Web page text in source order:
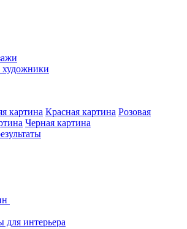
картина Красная картина Розовая
Черная картина
для интерьера